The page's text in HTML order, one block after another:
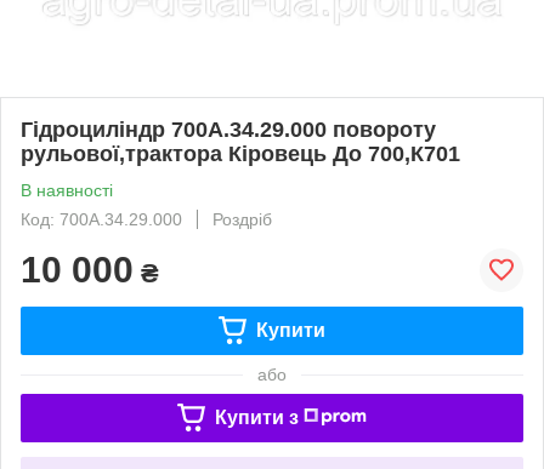
Гідроциліндр 700А.34.29.000 повороту
рульової,трактора Кіровець До 700,К701
В наявності
Код: 700А.34.29.000
Роздріб
10 000 ₴
Купити
або
Купити з